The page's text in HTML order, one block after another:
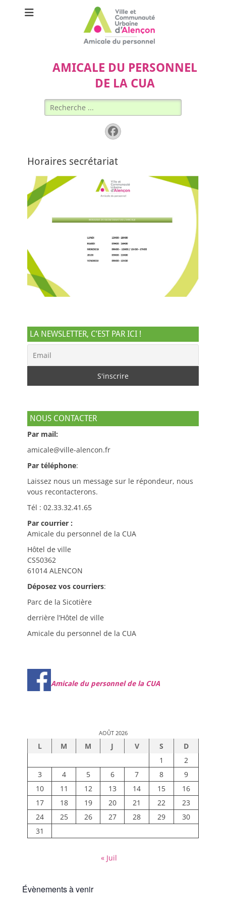
AMICALE DU PERSONNEL
DE LA CUA
Rechercher :
Facebook
Horaires secrétariat
LA NEWSLETTER, C’EST PAR ICI !
NOUS CONTACTER
Par mail:
amicale@ville-alencon.fr
Par téléphone:
Laissez nous un message sur le répondeur, nous
vous recontacterons.
Tél : 02.33.32.41.65
Par courrier :
Amicale du personnel de la CUA
Hôtel de ville
CS50362
61014 ALENCON
Déposez vos courriers:
Parc de la Sicotière
derrière l’Hôtel de ville
Amicale du personnel de la CUA
Amicale du personnel de la CUA
AOÛT 2026
L M M J V S
D
1
2
3
4 5 6 7 8
9
10
11 12 13 14 15
16
17
18 19 20 21 22
23
24
25 26 27 28 29
30
31
« Juil
Évènements à venir